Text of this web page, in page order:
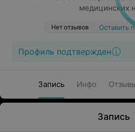
медицинских
Нет отзывов Оставить
Профиль подтвержден
Запись Инфо
Запись